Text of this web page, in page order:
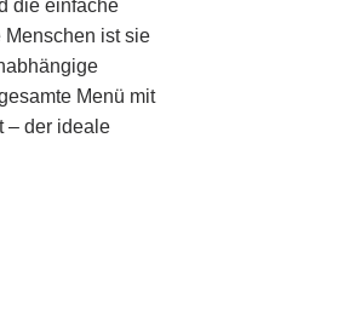
die einfache
Menschen ist sie
Menü mit
– der ideale